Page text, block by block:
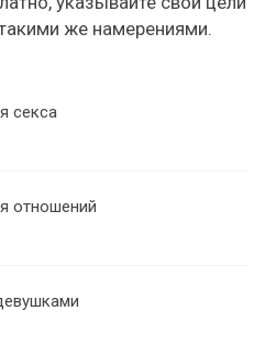
же намерениями.
секса
отношений